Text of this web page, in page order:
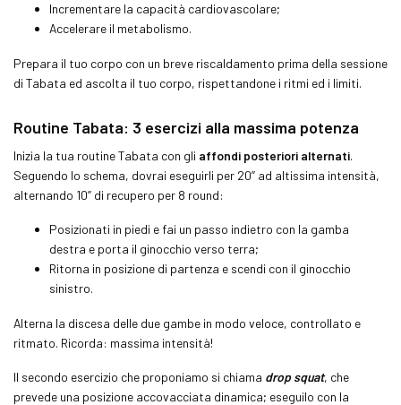
Incrementare la capacità cardiovascolare;
Accelerare il metabolismo.
Prepara il tuo corpo con un breve riscaldamento prima della sessione
di Tabata ed ascolta il tuo corpo, rispettandone i ritmi ed i limiti.
Routine Tabata: 3 esercizi alla massima potenza
Inizia la tua routineTabata con gli affondi posteriori alternati.
Seguendo lo schema, dovrai eseguirli per 20’’ ad altissima intensità,
alternando 10’’ di recupero per 8 round:
Posizionati in piedi e fai un passo indietro con la gamba
destra e porta il ginocchio verso terra;
Ritorna in posizione di partenza e scendi con il ginocchio
sinistro.
Alterna la discesa delle due gambe in modo veloce, controllato e
ritmato. Ricorda: massima intensità!
Il secondo esercizio che proponiamo si chiama drop squat, che
prevede una posizione accovacciata dinamica; eseguilo con la